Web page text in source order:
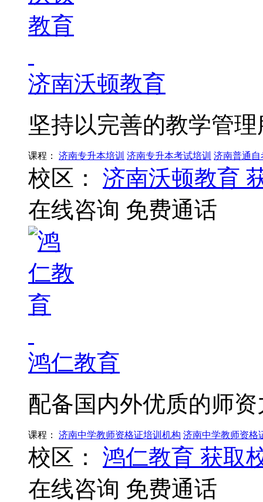
济南沃顿教育
坚持以完善的教学管
课程： 济南专升本培训 济南专升本考试培训 济南普通自
校区： 济南沃顿教育
在线咨询 免费通话
鸿仁教育
配备国内外优质的师资
课程： 济南中学教师资格证培训机构 济南中学教师资格
校区： 鸿仁教育 获取
在线咨询 免费通话